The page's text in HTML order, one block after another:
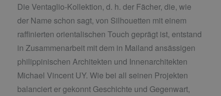
Die Ventaglio-Kollektion, d. h. der Fächer, die, wie
der Name schon sagt, von Silhouetten mit einem
raffinierten orientalischen Touch geprägt ist, entstand
in Zusammenarbeit mit dem in Mailand ansässigen
philippinischen Architekten und Innenarchitekten
Michael Vincent UY. Wie bei all seinen Projekten
balanciert er gekonnt Geschichte und Gegenwart,